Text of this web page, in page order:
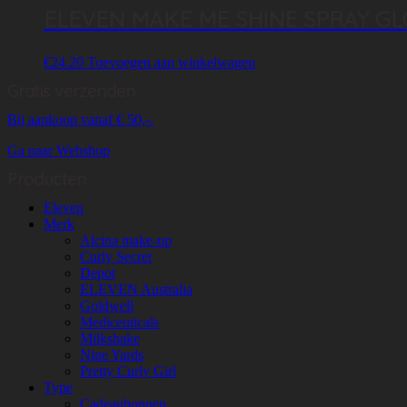
€24.20 Toevoegen aan winkelwagen
Bij aankoop vanaf € 50,-.
Ga naar Webshop
Eleven
Merk
Alcina make-up
Curly Secret
Depot
ELEVEN Australia
Goldwell
Mediceuticals
Milkshake
Nine Yards
Pretty Curly Girl
Type
Cadeaubonnen